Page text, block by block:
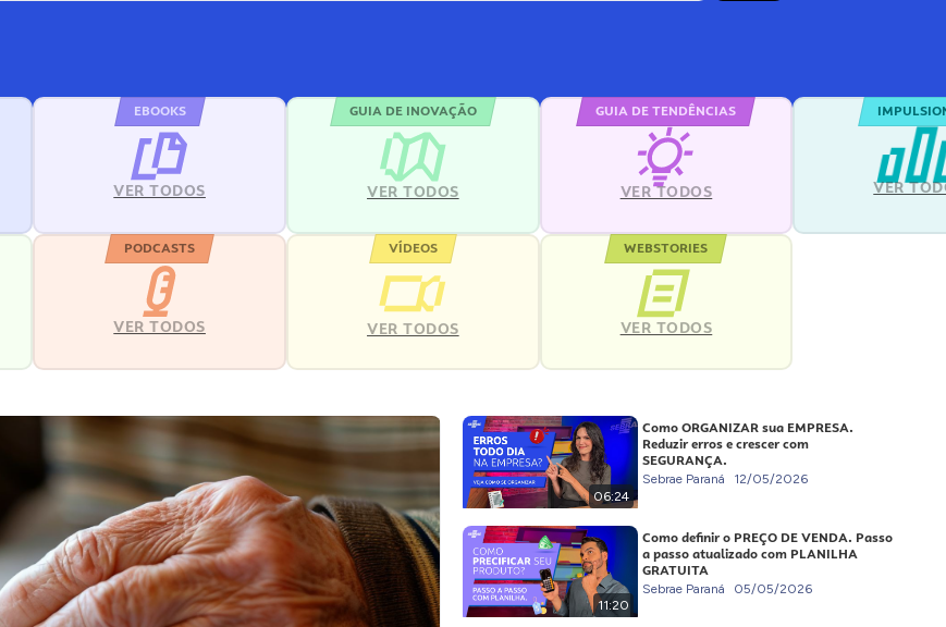
EBOOKS
VER TODOS
GUIA DE INOVAÇÃO
VER TODOS
GUIA DE TENDÊNCIAS
VER TODOS VER
PODCASTS
VER TODOS
VÍDEOS
VER TODOS
WEBSTORIES
VER TODOS
06:24
Como ORGANIZAR sua EMPRESA.
Reduzir erros e crescer com
SEGURANÇA.
Sebrae Paraná 12/05/2026
11:20
Como definir o PREÇO DE VENDA. Passo
a passo atualizado com PLANILHA
GRATUITA
Sebrae Paraná 05/05/2026